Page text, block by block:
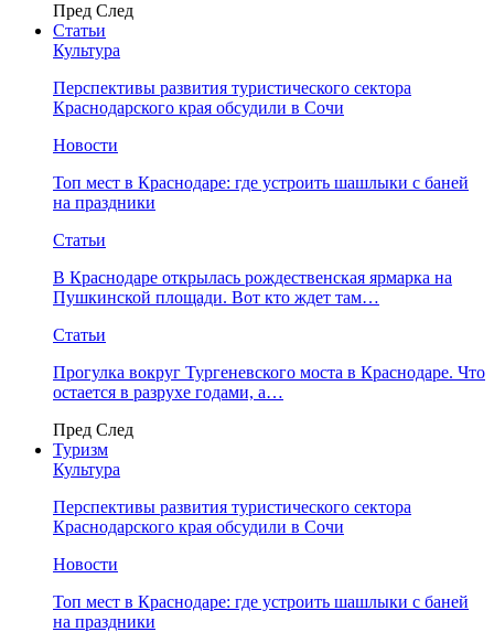
Пред След
Статьи
Культура
Перспективы развития туристического сектора
Краснодарского края обсудили в Сочи
Новости
Топ мест в Краснодаре: где устроить шашлыки с баней
на праздники
Статьи
В Краснодаре открылась рождественская ярмарка на
Пушкинской площади. Вот кто ждет там…
Статьи
Прогулка вокруг Тургеневского моста в Краснодаре. Что
остается в разрухе годами, а…
Пред След
Туризм
Культура
Перспективы развития туристического сектора
Краснодарского края обсудили в Сочи
Новости
Топ мест в Краснодаре: где устроить шашлыки с баней
на праздники